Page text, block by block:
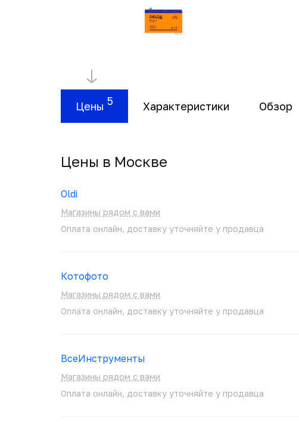
Цены 5 Характеристики Обзор
Цены в Москвe
Oldi
Магазины рядом с вами
Оплата онлайн, доставку уточняйте у продавца
Котофото
Магазины рядом с вами
Оплата онлайн, доставку уточняйте у продавца
ВсеИнструменты
Магазины рядом с вами
Оплата онлайн, доставку уточняйте у продавца